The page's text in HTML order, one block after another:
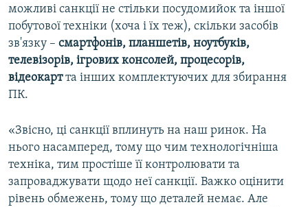
можливі санкції не стільки посудомийок та іншої
побутової техніки (хоча і їх теж), скільки засобів
зв'язку – смартфонів, планшетів, ноутбуків,
телевізорів, ігрових консолей, процесорів,
відеокартта інших комплектуючих для збирання
ПК.
«Звісно, ці санкції вплинуть на наш ринок. На
нього насамперед, тому що чим технологічніша
техніка, тим простіше її контролювати та
запроваджувати щодо неї санкції. Важко оцінити
рівень обмежень, тому що деталей немає. Але